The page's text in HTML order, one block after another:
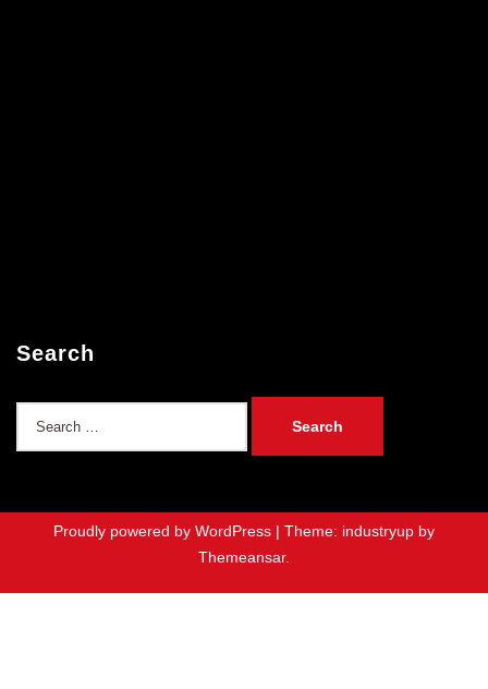
Search
Proudly powered by WordPress | Theme: industryup by
Themeansar.